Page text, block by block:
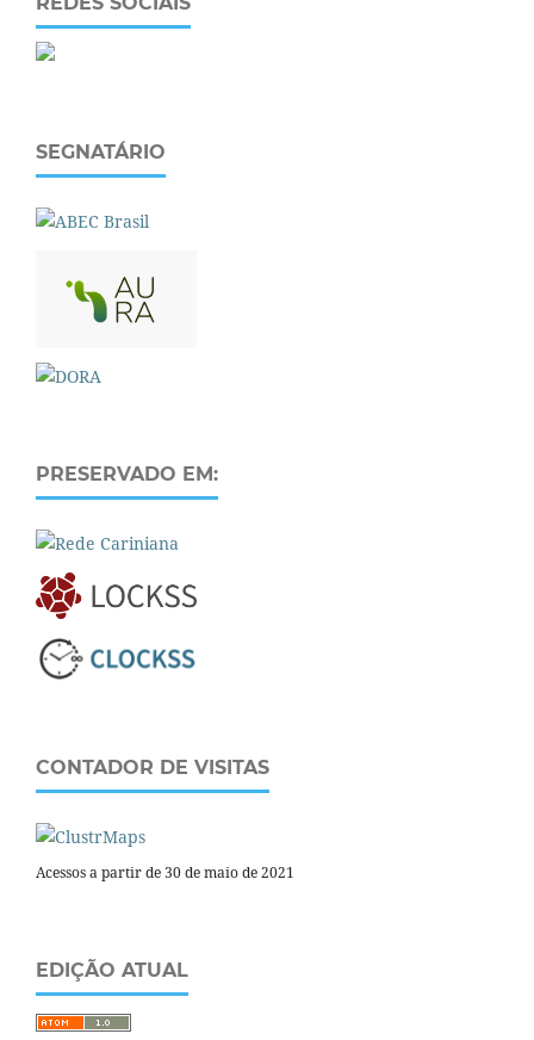
SEGNATÁRIO
PRESERVADO EM:
CONTADOR DE VISITAS
Acessos a partir de 30 de maio de 2021
EDIÇÃO ATUAL